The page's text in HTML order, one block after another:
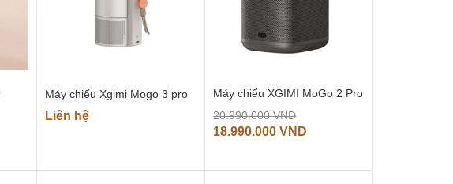
Máy chiếu Xgimi Mogo 3 pro
Liên hệ
Máy chiếu XGIMI MoGo 2 Pro
20.990.000VNDGiá
gốc
18.990.000VND